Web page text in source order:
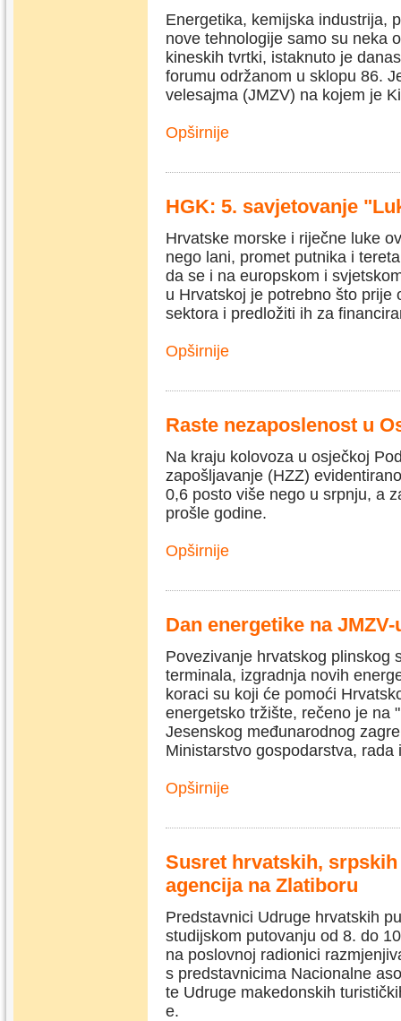
Energetika, kemijska industrija,
nove tehnologije samo su neka
kineskih tvrtki, istaknuto je
forumu održanom u sklopu 86.
velesajma (JMZV) na kojem je
Opširnije
HGK: 5. savjetovanje
Hrvatske morske i riječne luke
nego lani, promet putnika i
da se i na europskom i
u Hrvatskoj je potrebno što prije
sektora i predložiti ih za
Opširnije
Raste nezaposlenost u
Na kraju kolovoza u osječkoj
zapošljavanje (HZZ)
0,6 posto više nego u srpnju, a
prošle godine.
Opširnije
Dan energetike na JMZV-
Povezivanje hrvatskog plinskog
terminala, izgradnja novih
koraci su koji će pomoći
energetsko tržište, rečeno je na
Jesenskog međunarodnog
Ministarstvo gospodarstva, rada
Opširnije
Susret hrvatskih,
agencija na Zlatiboru
Predstavnici Udruge hrvatskih
studijskom putovanju od 8. do
na poslovnoj radionici
s predstavnicima Nacionalne
te Udruge makedonskih
e.